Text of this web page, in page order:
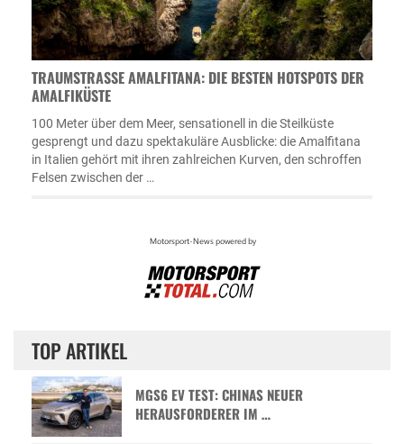
TRAUMSTRASSE AMALFITANA: DIE BESTEN HOTSPOTS DER A
MALFIKÜSTE
100 Meter über dem Meer, sensationell in die Steilküste
gesprengt und dazu spektakuläre Ausblicke: die Amalfitana
in Italien gehört mit ihren zahlreichen Kurven, den schroffen
Felsen zwischen der …
TOP ARTIKEL
MGS6 EV TEST: CHINAS NEUER
HERAUSFORDERER IM …